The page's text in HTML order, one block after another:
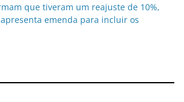
que tiveram um reajuste de 10%,
emenda para incluir os